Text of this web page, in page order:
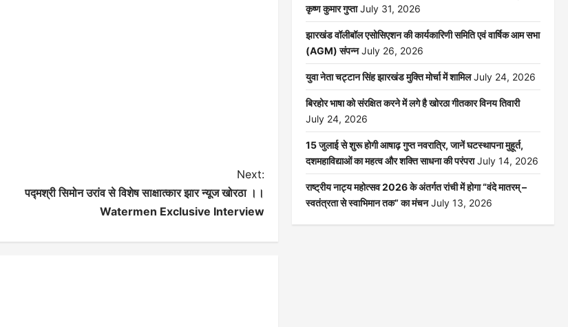
Next:
पद्मश्री सिमोन उरांव से विशेष साक्षात्कार झार न्यूज खोरठा ।।
Watermen Exclusive Interview
कृष्ण कुमार गुप्ता July 31, 2026
झारखंड वॉलीबॉल एसोसिएशन की कार्यकारिणी समिति एवं वार्षिक आम सभा
(AGM) संपन्न July 26, 2026
युवा नेता चट्टान सिंह झारखंड मुक्ति मोर्चा में शामिल July 24, 2026
बिरहोर भाषा को संरक्षित करने में लगे है खोरठा गीतकार विनय तिवारी
July 24, 2026
15 जुलाई से शुरू होगी आषाढ़ गुप्त नवरात्रि, जानें घटस्थापना मुहूर्त,
दशमहाविद्याओं का महत्व और शक्ति साधना की परंपरा July 14, 2026
राष्ट्रीय नाट्य महोत्सव 2026 के अंतर्गत रांची में होगा “वंदे मातरम् –
स्वतंत्रता से स्वाभिमान तक” का मंचन July 13, 2026